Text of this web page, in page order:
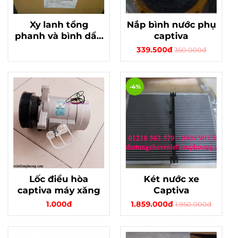
Xy lanh tổng
phanh và bình dầu
Nắp bình nước phụ
captiva
339.500đ 350.000đ
Lốc điều hòa
captiva máy xăng
1.000đ
Két nước xe
Captiva
1.859.000đ 1.950.000đ
-4%